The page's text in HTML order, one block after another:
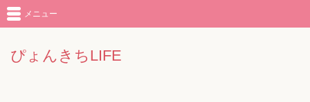
ぴょんきちLIFE
メニュー